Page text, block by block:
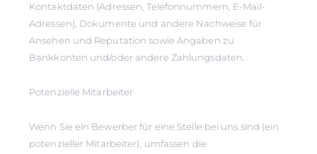
Kontaktdaten (Adressen, Telefonnummern, E-Mail-
Adressen), Dokumente und andere Nachweise für
Ansehen und Reputation sowie Angaben zu
Bankkonten und/oder andere Zahlungsdaten.
Potenzielle Mitarbeiter
Wenn Sie ein Bewerber für eine Stelle bei uns sind (ein
potenzieller Mitarbeiter), umfassen die